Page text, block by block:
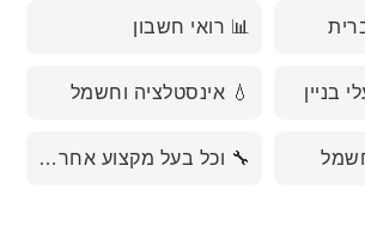
📊 רואי חשבון
בניין 💧 אינסטלציה וחשמל
🔧 וכל בעל מקצוע אחר…